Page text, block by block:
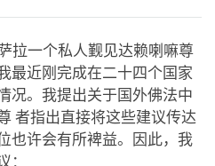
拉一个私人觐见达赖喇嘛尊
最近刚完成在二十四个国家
况。我提出关于国外佛法中
者指出直接将这些建议传达
也许会有所裨益。因此，我
：